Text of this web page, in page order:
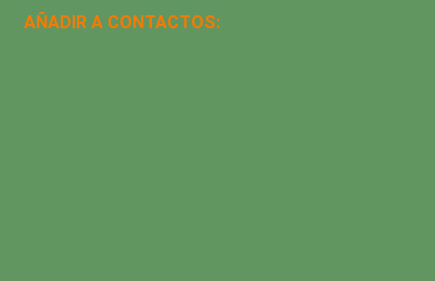
AÑADIR A CONTACTOS: